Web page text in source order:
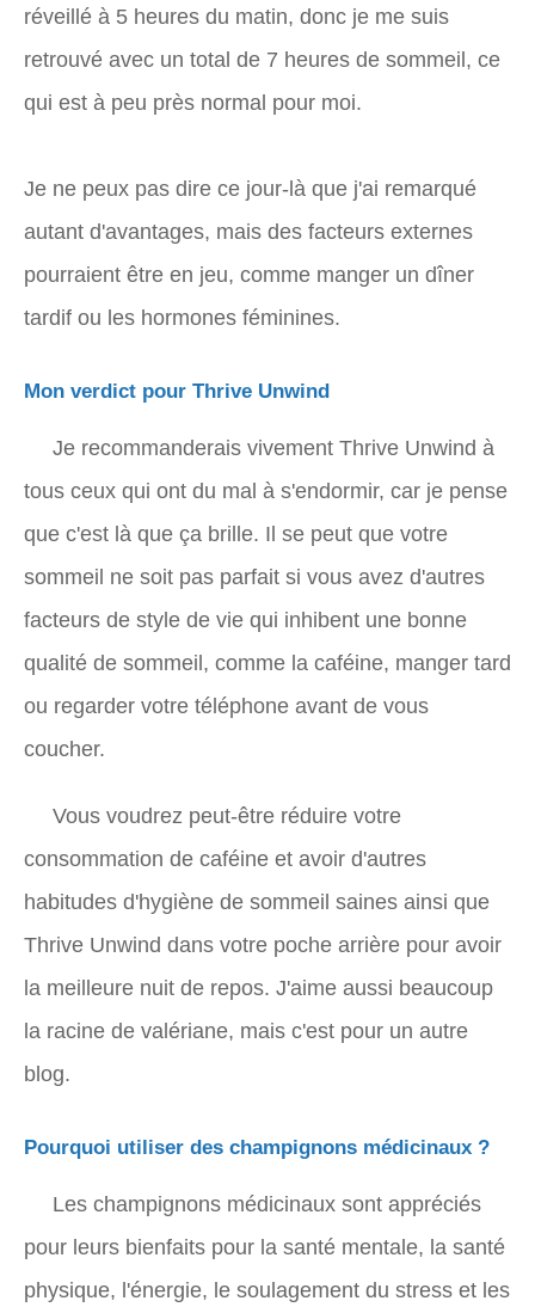
réveillé à 5 heures du matin, donc je me suis
retrouvé avec un total de 7 heures de sommeil, ce
qui est à peu près normal pour moi.
Je ne peux pas dire ce jour-là que j'ai remarqué
autant d'avantages, mais des facteurs externes
pourraient être en jeu, comme manger un dîner
tardif ou les hormones féminines.
Mon verdict pour Thrive Unwind
Je recommanderais vivement Thrive Unwind à
tous ceux qui ont du mal à s'endormir, car je pense
que c'est là que ça brille. Il se peut que votre
sommeil ne soit pas parfait si vous avez d'autres
facteurs de style de vie qui inhibent une bonne
qualité de sommeil, comme la caféine, manger tard
ou regarder votre téléphone avant de vous
coucher.
Vous voudrez peut-être réduire votre
consommation de caféine et avoir d'autres
habitudes d'hygiène de sommeil saines ainsi que
Thrive Unwind dans votre poche arrière pour avoir
la meilleure nuit de repos. J'aime aussi beaucoup
la racine de valériane, mais c'est pour un autre
blog.
Pourquoi utiliser des champignons médicinaux ?
Les champignons médicinaux sont appréciés
pour leurs bienfaits pour la santé mentale, la santé
physique, l'énergie, le soulagement du stress et les